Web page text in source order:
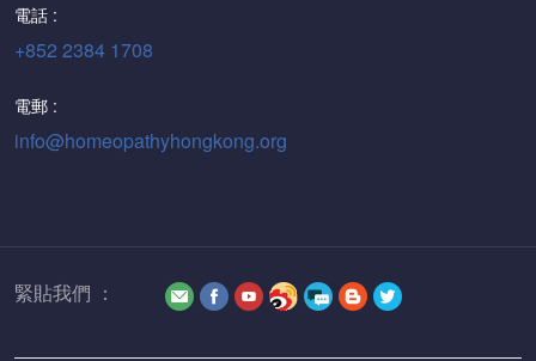
電話 :
+852 2384 1708
電郵 :
info@homeopathyhongkong.org
緊貼我們 ：